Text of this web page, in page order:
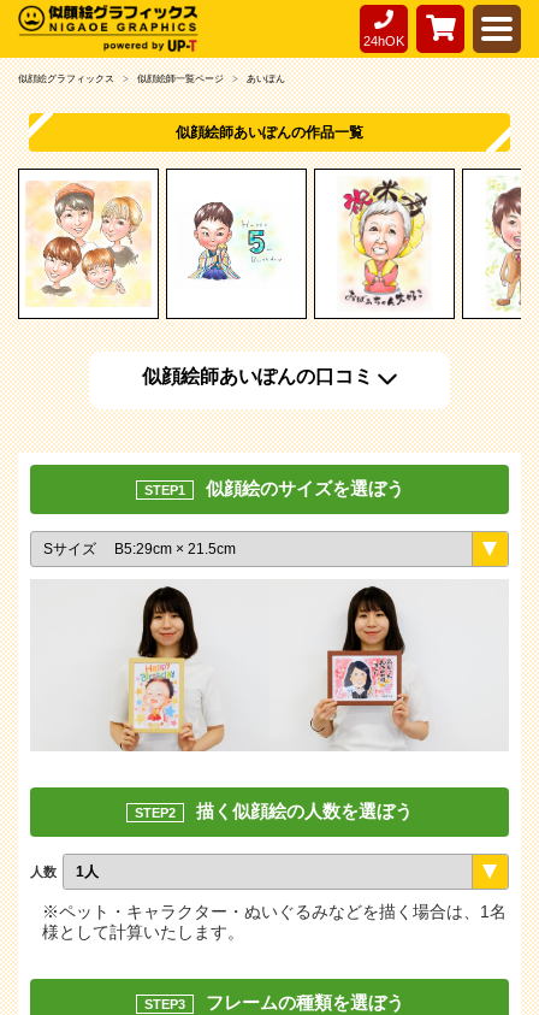
24hOK
似顔絵グラフィックス 似顔絵師一覧ページ あいぽん
似顔絵師あいぽんの作品一覧
似顔絵師あいぽんの口コミ
STEP1 似顔絵のサイズを選ぼう
STEP2 描く似顔絵の人数を選ぼう
人数
※ペット・キャラクター・ぬいぐるみなどを描く場合は、1名
様として計算いたします。
STEP3 フレームの種類を選ぼう